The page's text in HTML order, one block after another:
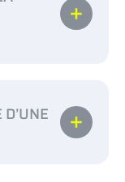
dû aux frictions
en chaleur